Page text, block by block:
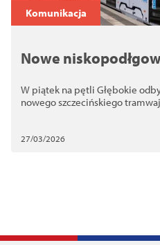
Komunikacja
Nowe
W piątek na pętli Głębokie
nowego szczecińskiego
27/03/2026